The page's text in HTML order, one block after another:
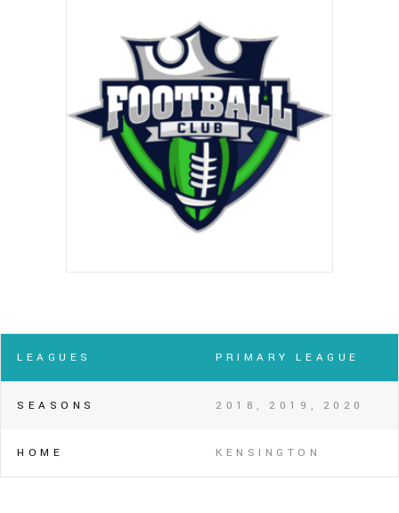
LEAGUES PRIMARY LEAGUE
SEASONS 2018, 2019, 2020
HOME KENSINGTON